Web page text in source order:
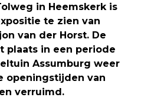
in Heemskerk is
te zien van
van der Horst. De
in een periode
Assumburg weer
openingstijden van
verruimd.